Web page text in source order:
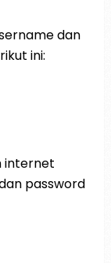
dan
ini:
internet
password